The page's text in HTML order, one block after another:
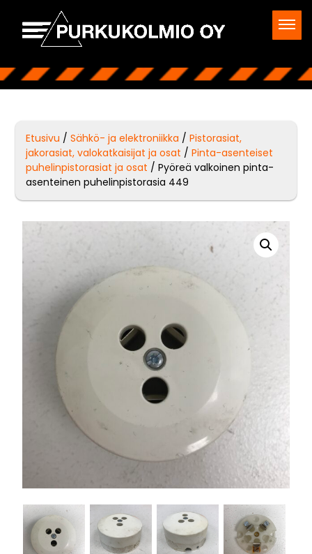
Etusivu /Sähkö- ja elektroniikka /Pistorasiat,
jakorasiat, valokatkaisijat ja osat /Pinta-asenteiset
puhelinpistorasiat ja osat / Pyöreä valkoinen pinta-
asenteinen puhelinpistorasia 449